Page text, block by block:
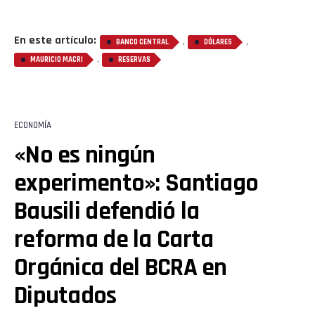
En este artículo: BANCO CENTRAL , DÓLARES ,
MAURICIO MACRI , RESERVAS
ECONOMÍA
«No es ningún
experimento»: Santiago
Bausili defendió la
reforma de la Carta
Orgánica del BCRA en
Diputados